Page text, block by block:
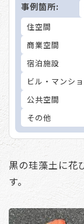
事例箇所:
住空間
商業空間
宿泊施設
ビル・マンシ
公共空間
その他
黒の珪藻土に花
す。